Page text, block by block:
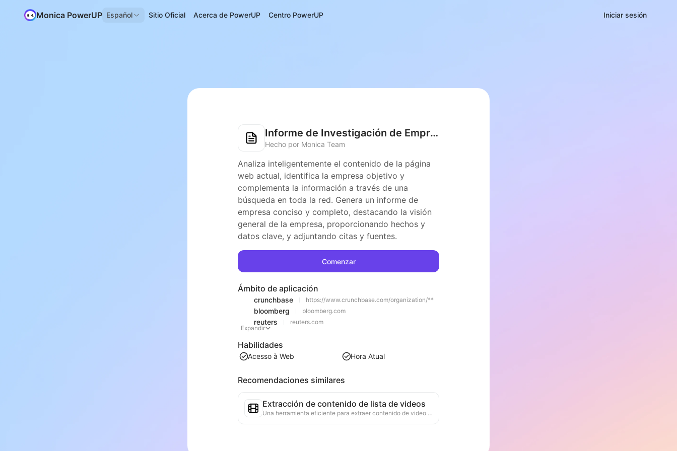
Monica PowerUP Español Sitio Oficial Acerca de PowerUP Centro PowerUP Iniciar sesión
Informe de Investigación de Empresas
Hecho por Monica Team
Analiza inteligentemente el contenido de la página
web actual, identifica la empresa objetivo y
complementa la información a través de una
búsqueda en toda la red. Genera un informe de
empresa conciso y completo, destacando la visión
general de la empresa, proporcionando hechos y
datos clave, y adjuntando citas y fuentes.
Comenzar
Ámbito de aplicación
crunchbase https://www.crunchbase.com/organization/**
bloomberg bloomberg.com
reuters
reuters.com
Expandir
Habilidades
Acesso à Web Hora Atual
Recomendaciones similares
Extracción de contenido de lista de videos
Una herramienta eficiente para extraer contenido de video de páginas web, capaz de escanear rápidamente las páginas y organizar la información del video en una tabla Markdown estructurada.